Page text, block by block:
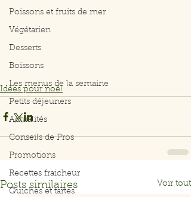
Poissons et fruits de mer
Végétarien
Desserts
Boissons
Les menus de la semaine
Petits déjeuners
Actualités
Conseils de Pros
Promotions
Recettes fraicheur
Quiches et tartes
Idées pour noël
Posts similaires Voir tout